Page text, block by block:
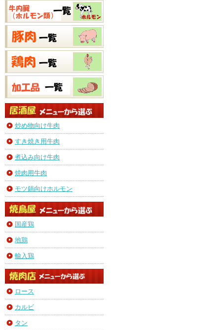
炒め物向け牛肉
すき焼き用牛肉
煮込み向け牛肉
焼肉用牛肉
モツ鍋向けホルモン
国産鶏
地鶏
輸入鶏
ロース
カルビ
タン